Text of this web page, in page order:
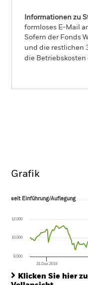
Informationen zu
formloses E-Mail
Sofern der Fonds
und die restlichen
die
Grafik
seit Einführung/Auflegung
The chart has 1 X axis
The chart has 1 Y axis
seit Einführung/Auflegung
31.Dez.2019
8.000
10.000
12.000
Klicken Sie hier